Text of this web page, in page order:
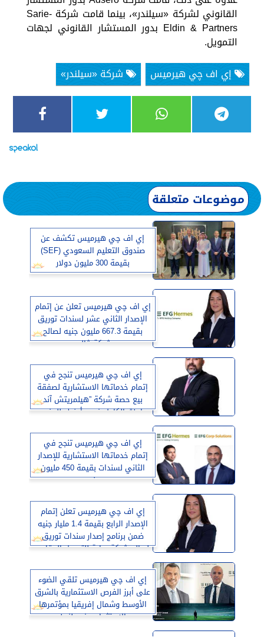
القانوني لشركة «سيلندر»، بينما قامت شركة Sarie-
Eldin & Partners بدور المستشار القانوني لجهات
التمويل.
إي اف چي هيرميس
شركة «سيلندر»
موضوعات متعلقة
إي اف چي هيرميس تكشف عن
صندوق التعليم السعودي (SEF)
بقيمة 300 مليون دولار
إي اف چي هيرميس تعلن عن إتمام
الإصدار الثاني عشر لسندات توريق
بقيمة 667.3 مليون جنيه لصالح
شركة ڤاليو
إي اف چي هيرميس تنجح في
إتمام خدماتها الاستشارية لصفقة
بيع حصة شركة ”هيلمريتش آند
باين” بالكامل في «أدنوك للحفر»
إي اف چي هيرميس تنجح في
إتمام خدماتها الاستشارية للإصدار
الثاني لسندات بقيمة 450 مليون
جنيه
إي اف چي هيرميس تعلن إتمام
الإصدار الرابع بقيمة 1.4 مليار جنيه
ضمن برنامج إصدار سندات توريق
لصالح شركة بداية للتمويل العقاري
إي اف چي هيرميس تلقي الضوء
على أبرز الفرص الاستثمارية بالشرق
الأوسط وشمال إفريقيا بمؤتمرها
الاستثماري في لندن